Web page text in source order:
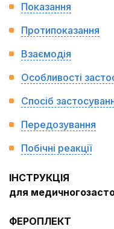
Показання
Протипоказання
Взаємодія
Особливості
Спосіб
Передозування
Побічні реакції
ІНСТРУКЦІЯ
для
ФЕРОПЛЕКТ